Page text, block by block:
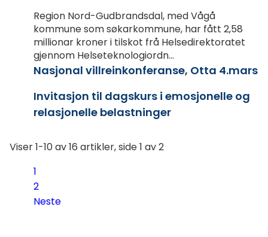
Region Nord-Gudbrandsdal, med Vågå
kommune som søkarkommune, har fått 2,58
millionar kroner i tilskot frå Helsedirektoratet
gjennom Helseteknologiordn...
Nasjonal villreinkonferanse, Otta 4.mars
Invitasjon til dagskurs i emosjonelle og
relasjonelle belastninger
Viser1-10av16 artikler,side1 av2
1
2
Neste